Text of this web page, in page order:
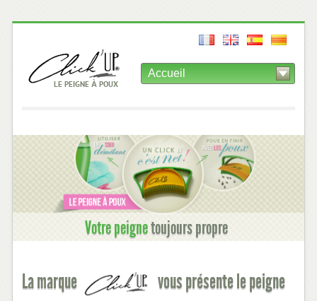
LE PEIGNE À POUX
NAVIGATION
PEIGNEAPOUX.COM
Votre peignetoujours propre
PRÉSENTATION
La marque
vous présente le peigne